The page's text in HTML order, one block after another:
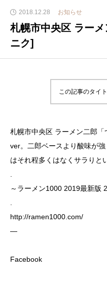
2018.12.28 お知らせ
札幌市中央区 ラー
ニク]
この記事のタイ
札幌市中央区 ラーメン二郎
ver。二郎ベースより酸味が
はそれ程多くはなくサラりと
～ラーメン1000 2019最新版
http://ramen1000.com/
—
Facebook